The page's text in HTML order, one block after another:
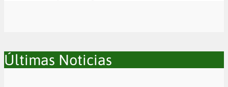
Últimas Noticias